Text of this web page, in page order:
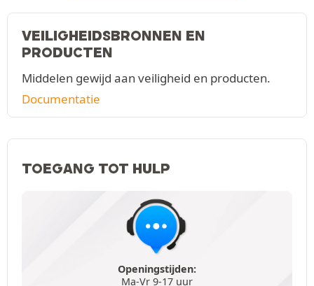
VEILIGHEIDSBRONNEN EN
PRODUCTEN
Middelen gewijd aan veiligheid en producten.
Documentatie
TOEGANG TOT HULP
Openingstijden:
Ma-Vr 9-17 uur